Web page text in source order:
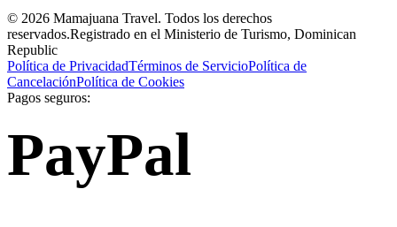
© 2026 Mamajuana Travel. Todos los derechos
reservados.Registrado en el Ministerio de Turismo, Dominican
Republic
Política de PrivacidadTérminos de ServicioPolítica de
CancelaciónPolítica de Cookies
Pagos seguros:
PayPal